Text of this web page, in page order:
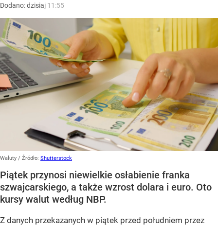
Dodano:dzisiaj 11:55
Waluty / Źródło: Shutterstock
Piątek przynosi niewielkie osłabienie franka
szwajcarskiego, a także wzrost dolara i euro. Oto
kursy walut według NBP.
Z danych przekazanych w piątek przed południem przez